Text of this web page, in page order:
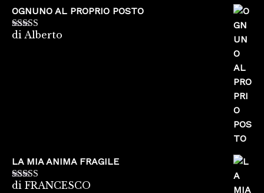
OGNUNO AL PROPRIO POSTO
Valutato5su
di Alberto
LA MIA ANIMA FRAGILE
Valutato5su
di FRANCESCO